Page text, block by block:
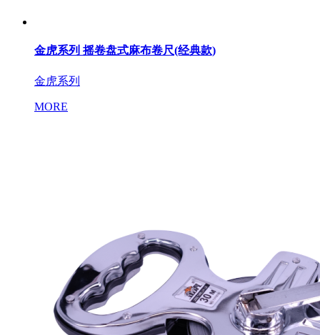
金虎系列 摇卷盘式麻布卷尺(经典款)
金虎系列
MORE